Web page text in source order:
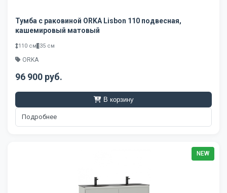
Тумба с раковиной ORKA Lisbon 110 подвесная,
кашемировый матовый
110 см 35 см
ORKA
96 900 руб.
В корзину
Подробнее
NEW